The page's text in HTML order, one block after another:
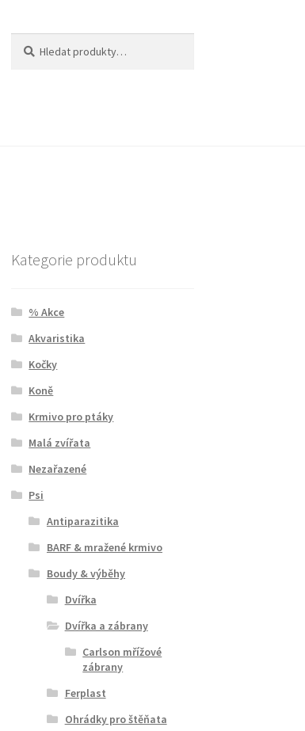
Kategorie produktu
% Akce
Akvaristika
Kočky
Koně
Krmivo pro ptáky
Malá zvířata
Nezařazené
Psi
Antiparazitika
BARF & mražené krmivo
Boudy & výběhy
Dvířka
Dvířka a zábrany
Carlson mřížové
zábrany
Ferplast
Ohrádky pro štěňata